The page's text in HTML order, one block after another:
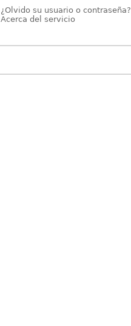
¿Olvido su usuario o contraseña?
Acerca del servicio